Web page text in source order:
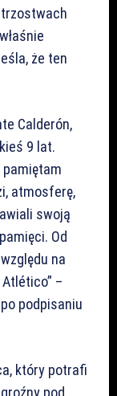
że ten
Calderón,
9 lat.
pamiętam
atmosferę,
swoją
Od
na
–
podpisaniu
który potrafi
pod